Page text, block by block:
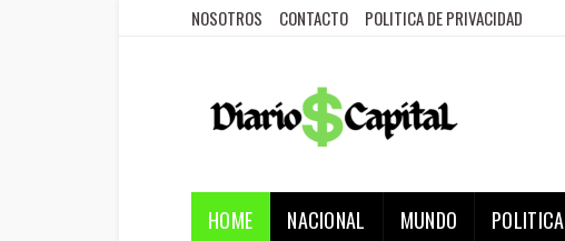
NOSOTROS CONTACTO POLITICA DE PRIVACIDAD
HOME NACIONAL MUNDO POLITICA